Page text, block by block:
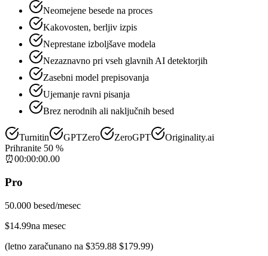
Neomejene besede na proces
Kakovosten, berljiv izpis
Neprestane izboljšave modela
Nezaznavno pri vseh glavnih AI detektorjih
Zasebni model prepisovanja
Ujemanje ravni pisanja
Brez nerodnih ali naključnih besed
Turnitin GPTZero ZeroGPT
Originality.ai
Prihranite 50 %
⏰00:00:00.00
Pro
50.000 besed/mesec
$14.99na mesec
(letno zaračunano na $359.88 $179.99)